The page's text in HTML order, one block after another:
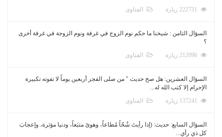
الفتاوى
السؤال الثامن : شيخنا ما حكم نوم الزوج في غرفة ونوم الزوجة في غرفة أخرى
؟
الفتاوى
السؤال العشرين: هل صح حديث " من صلى الفجر أربعين يوماً لا تفوته تكبيرة
الإحرام إلا كتب الله له...
الفتاوى
السؤال السابع: حديث: (إذا رأيتَ شُحّاً مُطاعاً، وهوىً متبَعاً، ودنيا مؤثرة، وإعجابَ
كل ذي رأي...